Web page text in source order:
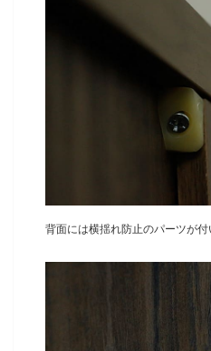
背面には横揺れ防止のパーツが付